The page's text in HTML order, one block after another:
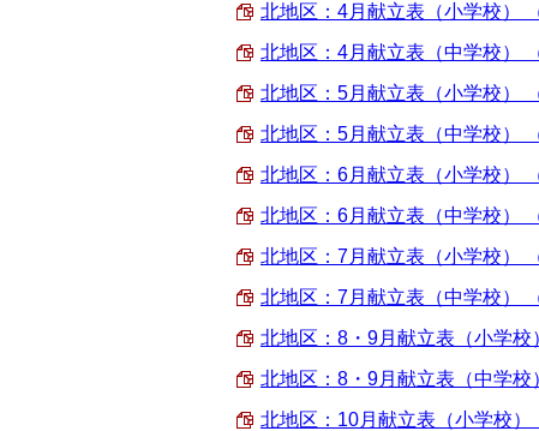
北地区：4月献立表（小学校）
北地区：4月献立表（中学校）
北地区：5月献立表（小学校）
北地区：5月献立表（中学校）
北地区：6月献立表（小学校）
北地区：6月献立表（中学校）
北地区：7月献立表（小学校）
北地区：7月献立表（中学校）
北地区：8・9月献立表（小学校
北地区：8・9月献立表（中学校
北地区：10月献立表（小学校）